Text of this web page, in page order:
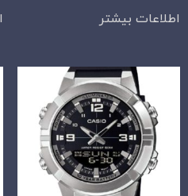
اطلاعات بیشتر